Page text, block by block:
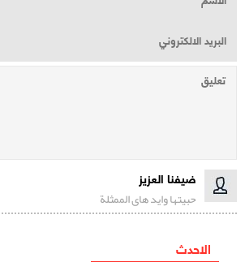
ضيفنا العزيز
حبیتها واید های الممثلة
الاحدث